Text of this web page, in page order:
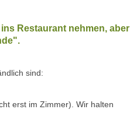
Restaurant nehmen, aber
sind:
erst im Zimmer). Wir halten